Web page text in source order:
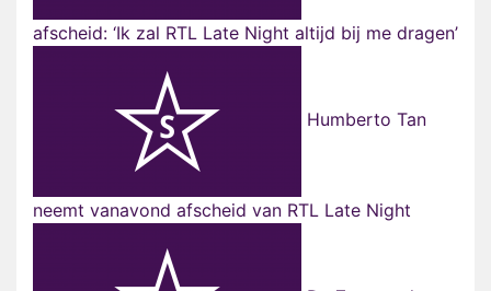
afscheid: ‘Ik zal RTL Late Night altijd bij me dragen’
Humberto Tan
neemt vanavond afscheid van RTL Late Night